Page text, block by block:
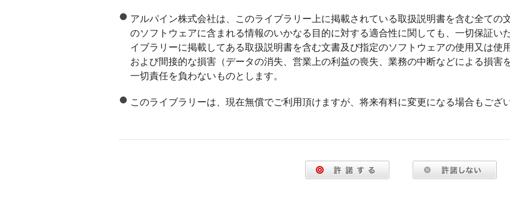
アルパイン株式会社は、このライブラリー上に掲載されている取扱説明書を含む全ての
のソフトウェアに含まれる情報のいかなる目的に対する適合性に関しても、一切保証い
イブラリーに掲載してある取扱説明書を含む文書及び指定のソフトウェアの使用又は使
および間接的な損害（データの消失、営業上の利益の喪失、業務の中断などによる損害
一切責任を負わないものとします。
このライブラリーは、現在無償でご利用頂けますが、将来有料に変更になる場合もござ